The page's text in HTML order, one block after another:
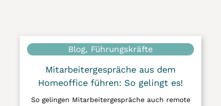
Blog, Führungskräfte
Mitarbeitergespräche aus dem
Homeoffice führen: So gelingt es!
So gelingen Mitarbeitergespräche auch remote